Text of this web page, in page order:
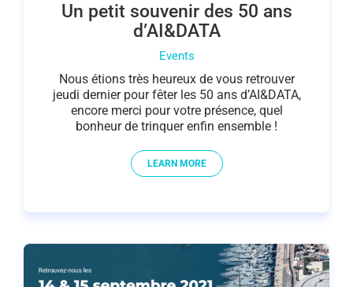
Un petit souvenir des 50 ans
d’AI&DATA
Events
Nous étions très heureux de vous retrouver
jeudi dernier pour fêter les 50 ans d’AI&DATA,
encore merci pour votre présence, quel
bonheur de trinquer enfin ensemble !
LEARN MORE